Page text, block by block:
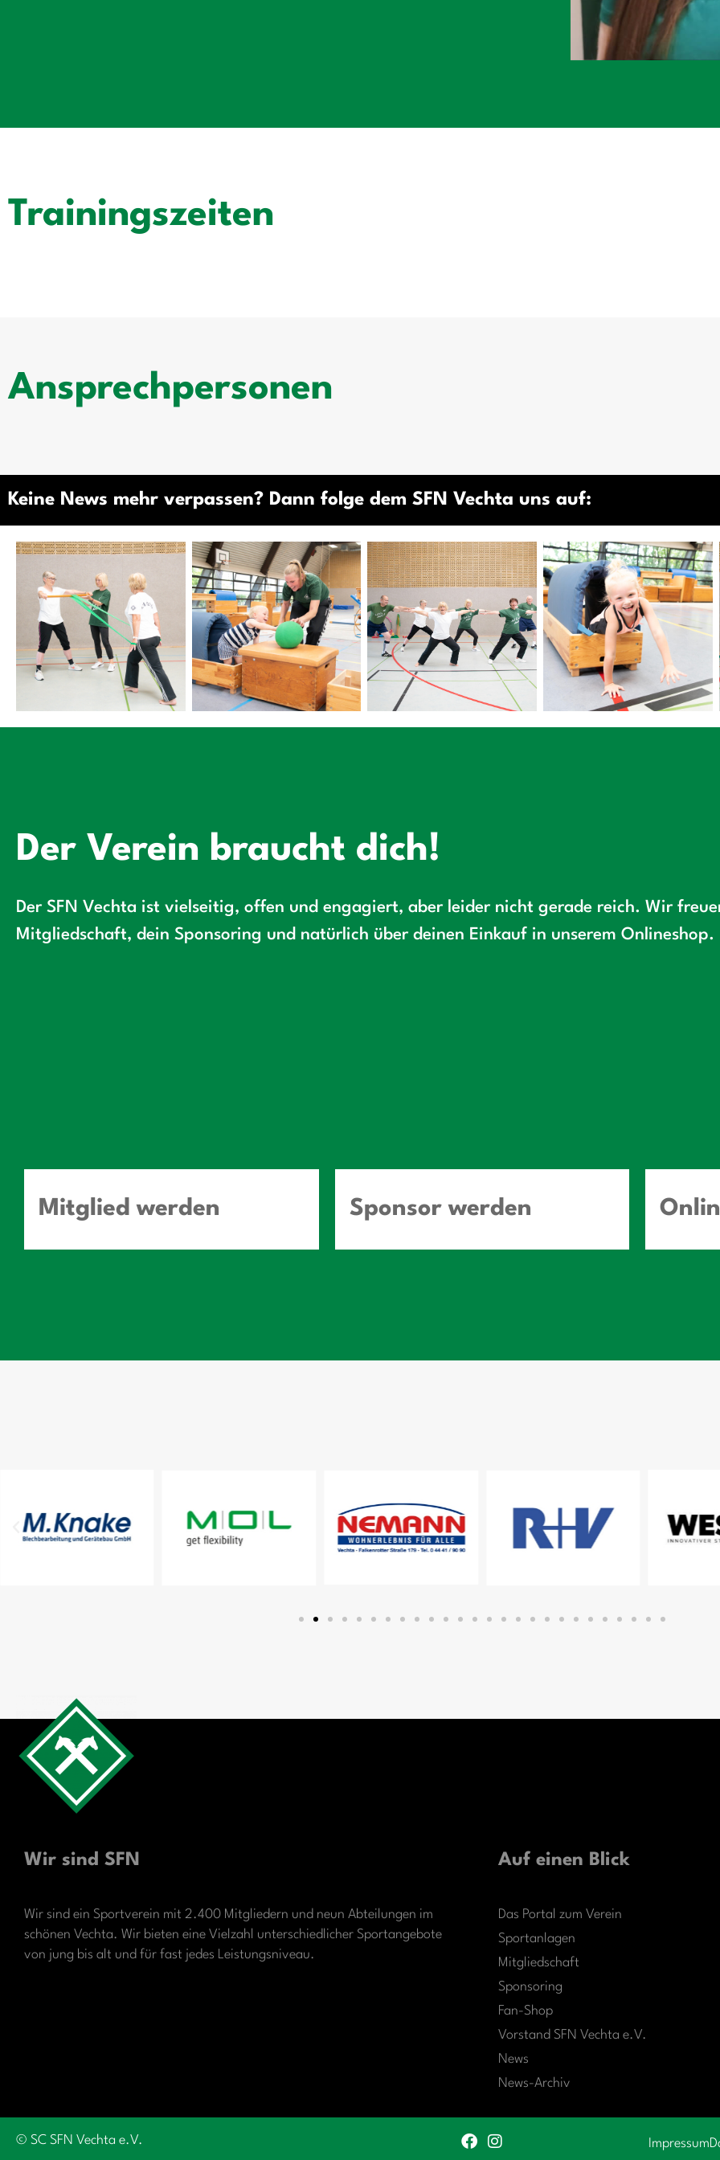
Trainingszeiten
Ansprechpersonen
Keine News mehr verpassen? Dann folge dem SFN Vechta uns auf:
Der Verein braucht dich!
Der SFN Vechta ist vielseitig, offen und engagiert, aber leider nicht gerade reich. Wir
Mitgliedschaft, dein Sponsoring und natürlich über deinen Einkauf in unserem Onlineshop.
Mitglied werden Sponsor werden
Wir sind SFN
Wir sind ein Sportverein mit 2.400 Mitgliedern und neun Abteilungen im
schönen Vechta. Wir bieten eine Vielzahl unterschiedlicher Sportangebote
von jung bis alt und für fast jedes Leistungsniveau.
Auf einen Blick
Das Portal zum Verein
Sportanlagen
Mitgliedschaft
Sponsoring
Fan-Shop
Vorstand SFN Vechta e.V.
News
News-Archiv
© SC SFN Vechta e.V. Impressum